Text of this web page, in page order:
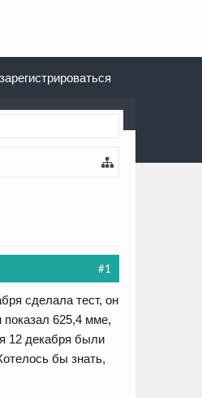
#1
сделала тест, он
показал 625,4 мме,
12 декабря были
бы знать,